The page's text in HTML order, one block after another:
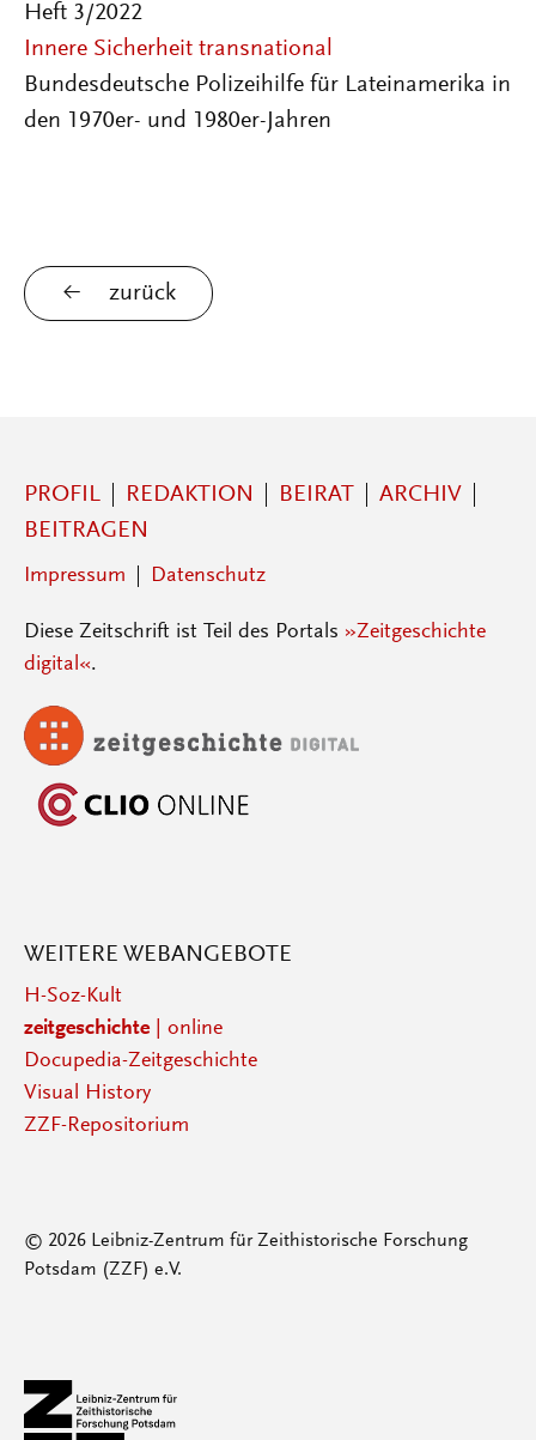
Heft 3/2022
Innere Sicherheit transnational
Bundesdeutsche Polizeihilfe für Lateinamerika in
den 1970er- und 1980er-Jahren
zurück
PROFIL REDAKTION BEIRAT
ARCHIV
BEITRAGEN
Impressum Datenschutz
Diese Zeitschrift ist Teil des Portals »Zeitgeschichte
digital«.
WEITERE WEBANGEBOTE
H-Soz-Kult
zeitgeschichte| online
Docupedia-Zeitgeschichte
Visual History
ZZF-Repositorium
© 2026 Leibniz-Zentrum für Zeithistorische Forschung
Potsdam (ZZF) e.V.